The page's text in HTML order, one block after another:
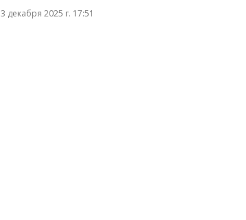
3 декабря 2025 г. 17:51